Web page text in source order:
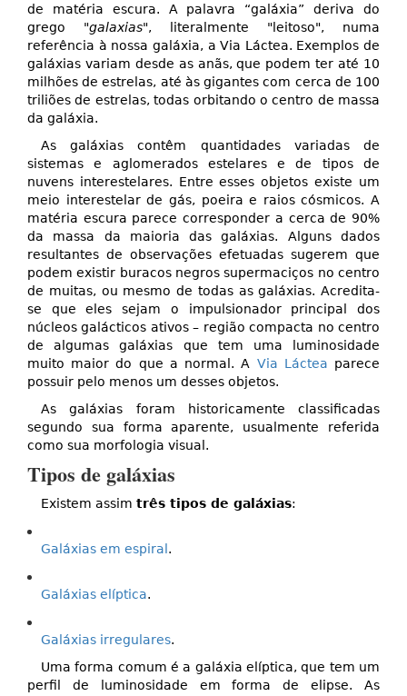
de matéria escura. A palavra “galáxia” deriva do
grego "galaxias", literalmente "leitoso", numa
referência à nossa galáxia, a Via Láctea. Exemplos de
galáxias variam desde as anãs, que podem ter até 10
milhões de estrelas, até às gigantes com cerca de 100
triliões de estrelas, todas orbitando o centro de massa
da galáxia.
As galáxias contêm quantidades variadas de
sistemas e aglomerados estelares e de tipos de
nuvens interestelares. Entre esses objetos existe um
meio interestelar de gás, poeira e raios cósmicos. A
matéria escura parece corresponder a cerca de 90%
da massa da maioria das galáxias. Alguns dados
resultantes de observações efetuadas sugerem que
podem existir buracos negros supermaciços no centro
de muitas, ou mesmo de todas as galáxias. Acredita-
se que eles sejam o impulsionador principal dos
núcleos galácticos ativos – região compacta no centro
de algumas galáxias que tem uma luminosidade
muito maior do que a normal. A Via Láctea parece
possuir pelo menos um desses objetos.
As galáxias foram historicamente classificadas
segundo sua forma aparente, usualmente referida
como sua morfologia visual.
Tipos de galáxias
Existem assim três tipos de galáxias:
Galáxias em espiral .
Galáxias elíptica.
Galáxias irregulares.
Uma forma comum é a galáxia elíptica, que tem um
perfil de luminosidade em forma de elipse. As